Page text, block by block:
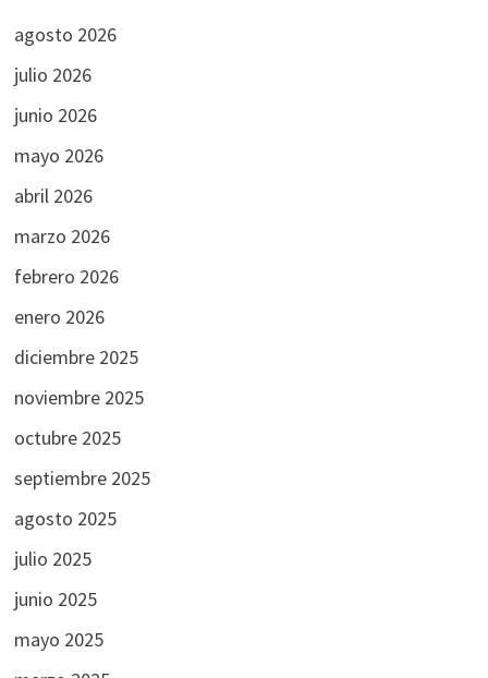
agosto 2026
julio 2026
junio 2026
mayo 2026
abril 2026
marzo 2026
febrero 2026
enero 2026
diciembre 2025
noviembre 2025
octubre 2025
septiembre 2025
agosto 2025
julio 2025
junio 2025
mayo 2025